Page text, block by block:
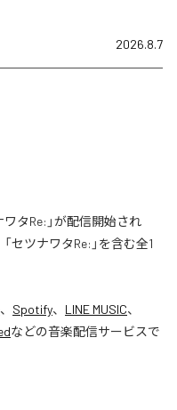
2026.8.7
ワタRe:」が配信開始され
セツナワタRe:」を含む全1
、 Spotify、 LINE MUSIC、
などの音楽配信サービスで